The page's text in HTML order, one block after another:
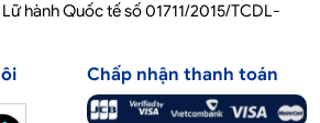
hành Quốc tế số 01711/2015/TCDL-
Chấp nhận thanh toán